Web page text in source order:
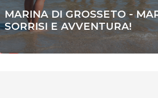
DI GROSSETO - MARE,
E AVVENTURA!